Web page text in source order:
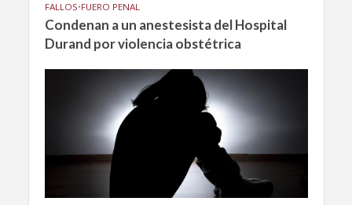
FALLOS•FUERO PENAL
Condenan a un anestesista del Hospital
Durand por violencia obstétrica